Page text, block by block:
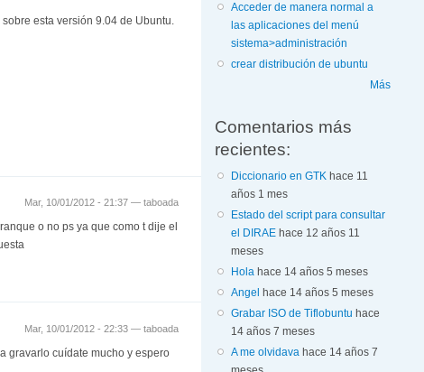
esta versión 9.04 de Ubuntu.
Mar, 10/01/2012 - 21:37 — taboada
o no ps ya que como t dije el
Mar, 10/01/2012 - 22:33 — taboada
gravarlo cuídate mucho y espero
Acceder de manera normal a
las aplicaciones del menú
sistema>administración
crear distribución de ubuntu
Más
Comentarios más
recientes:
Diccionario en GTK hace 11
años 1 mes
Estado del script para consultar
el DIRAE hace 12 años 11
meses
Hola hace 14 años 5 meses
Angel hace 14 años 5 meses
Grabar ISO de Tiflobuntu hace
14 años 7 meses
A me olvidava hace 14 años 7